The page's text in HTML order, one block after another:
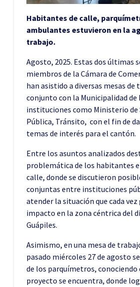
Habitantes de calle,
ambulantes estuvieron en la
trabajo.
Agosto, 2025. Estas dos últimas
miembros de la Cámara de
han asistido a diversas mesas de
conjunto con la Municipalidad de
instituciones como Ministerio de
Pública, Tránsito, con el fin de
temas de interés para el cantón.
Entre los asuntos analizados
problemática de los habitantes
calle, donde se discutieron
conjuntas entre instituciones
atender la situación que cada
impacto en la zona céntrica del
Guápiles.
Asimismo, en una mesa de
pasado miércoles 27 de agosto
de los parquímetros, conociendo
proyecto se encuentra, donde